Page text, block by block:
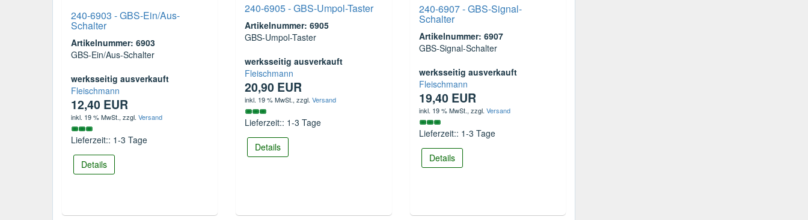
240-6903 - GBS-Ein/Aus-
Schalter
Artikelnummer: 6903
GBS-Ein/Aus-Schalter
werksseitig ausverkauft
Fleischmann
12,40 EUR
inkl. 19 % MwSt., zzgl. Versand
Lieferzeit:: 1-3 Tage
Details
240-6905 - GBS-Umpol-Taster
Artikelnummer: 6905
GBS-Umpol-Taster
werksseitig ausverkauft
Fleischmann
20,90 EUR
inkl. 19 % MwSt., zzgl.Versand
Lieferzeit:: 1-3 Tage
Details
240-6907 - GBS-Signal-
Schalter
Artikelnummer: 6907
GBS-Signal-Schalter
werksseitig ausverkauft
Fleischmann
19,40 EUR
inkl. 19 % MwSt., zzgl. Versand
Lieferzeit:: 1-3 Tage
Details